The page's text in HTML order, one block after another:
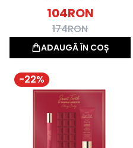
104RON
174RON
ADAUGĂ ÎN COȘ
-22%